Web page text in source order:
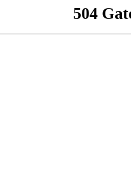
504